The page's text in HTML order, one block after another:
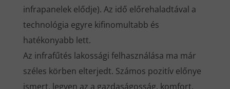
infrapanelek elődje). Az idő előrehaladtával a
technológia egyre kifinomultabb és
hatékonyabb lett.
Az infrafűtés lakossági felhasználása ma már
széles körben elterjedt. Számos pozitív előnye
ismert, legyen az a gazdaságosság, komfort,